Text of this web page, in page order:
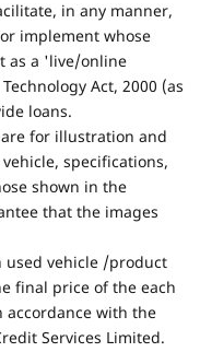
in any manner,
implement whose
as a 'live/online
Act, 2000 (as
loans.
for illustration and
specifications,
shown in the
that the images
used vehicle /product
final price of the each
with the
Services Limited.